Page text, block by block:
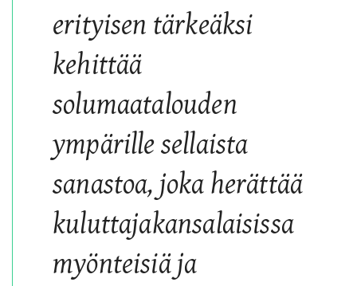
erityisen tärkeäksi
kehittää
solumaatalouden
ympärille sellaista
sanastoa, joka herättää
kuluttajakansalaisissa
myönteisiä ja